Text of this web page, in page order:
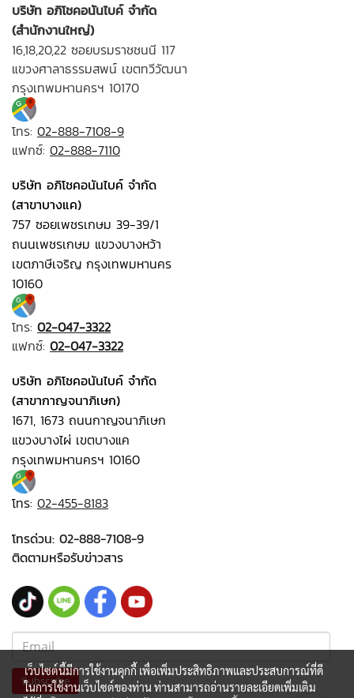
บริษัท อภิโชคอนันไบค์ จำกัด
(สำนักงานใหญ่)
16,18,20,22 ซอยบรมราชชนนี 117
แขวงศาลาธรรมสพน์ เขตทวีวัฒนา
กรุงเทพมหานครฯ 10170
โทร: 02-888-7108-9
แฟกซ์: 02-888-7110
บริษัท อภิโชคอนันไบค์ จำกัด
(สาขาบางแค)
757 ซอยเพชรเกษม 39-39/1
ถนนเพชรเกษม แขวงบางหว้า
เขตภาษีเจริญ กรุงเทพมหานคร
10160
โทร: 02-047-3322
แฟกซ์: 02-047-3322
บริษัท อภิโชคอนันไบค์ จำกัด
(สาขากาญจนาภิเษก)
1671, 1673 ถนนกาญจนาภิเษก
แขวงบางไผ่ เขตบางแค
กรุงเทพมหานครฯ 10160
โทร: 02-455-8183
โทรด่วน: 02-888-7108-9
ติดตามหรือรับข่าวสาร
Subscribe
เว็บไซต์นี้มีการใช้งานคุกกี้ เพื่อเพิ่มประสิทธิภาพและประสบการณ์ที่ดี
ในการใช้งานเว็บไซต์ของท่าน ท่านสามารถอ่านรายละเอียดเพิ่มเติม